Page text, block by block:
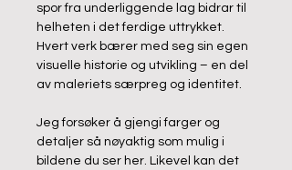
spor fra underliggende lag bidrar til
helheten i det ferdige uttrykket.
Hvert verk bærer med seg sin egen
visuelle historie og utvikling – en del
av maleriets særpreg og identitet.
Jeg forsøker å gjengi farger og
detaljer så nøyaktig som mulig i
bildene du ser her. Likevel kan det